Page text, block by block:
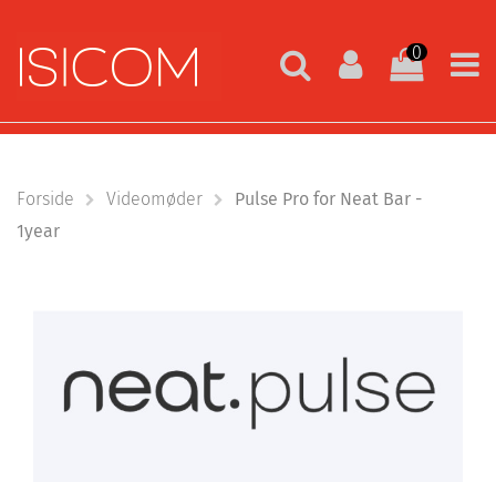
0
Forside Videomøder
Pulse Pro for Neat Bar -
1year